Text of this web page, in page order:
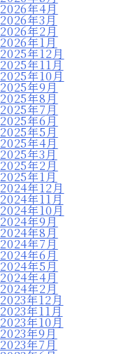
2026年4月
2026年3月
2026年2月
2026年1月
2025年12月
2025年11月
2025年10月
2025年9月
2025年8月
2025年7月
2025年6月
2025年5月
2025年4月
2025年3月
2025年2月
2025年1月
2024年12月
2024年11月
2024年10月
2024年9月
2024年8月
2024年7月
2024年6月
2024年5月
2024年4月
2024年2月
2023年12月
2023年11月
2023年10月
2023年9月
2023年7月